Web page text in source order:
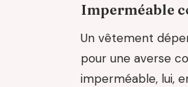
Imperméable
Un vêtement
pour une averse
imperméable, lui,